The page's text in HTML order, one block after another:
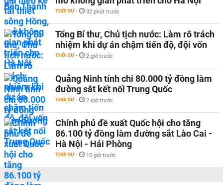
THỜI SỰ - 32 phút trước
Tổng Bí thư, Chủ tịch nước: Làm rõ trách
nhiệm khi dự án chậm tiến độ, đội vốn
THỜI SỰ - 2 giờ trước
Quảng Ninh tính chi 80.000 tỷ đồng làm
đường sắt kết nối Trung Quốc
THỜI SỰ - 2 giờ trước
Chính phủ đề xuất Quốc hội cho tăng
86.100 tỷ đồng làm đường sắt Lào Cai -
Hà Nội - Hải Phòng
THỜI SỰ - 10 giờ trước